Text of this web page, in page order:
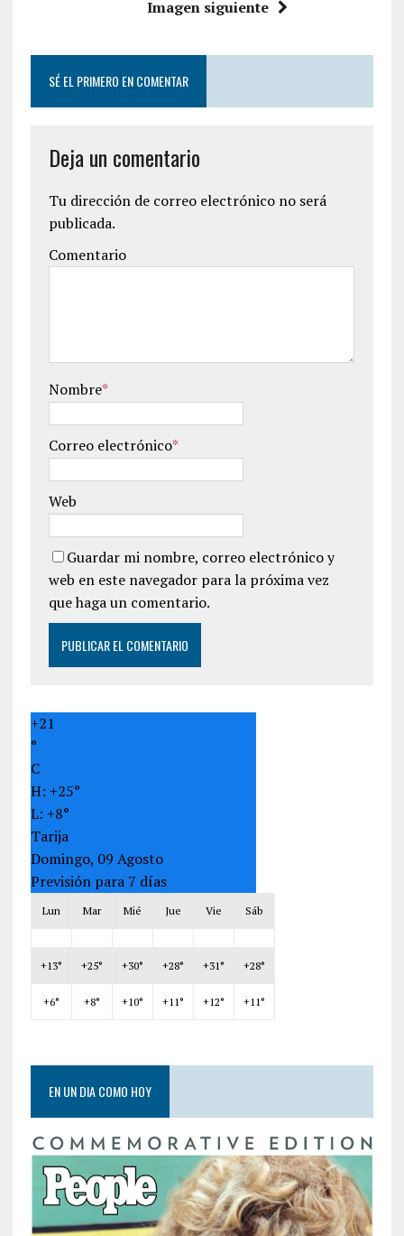
Imagen siguiente
SÉ EL PRIMERO EN COMENTAR
Deja un comentario
Tu dirección de correo electrónico no será
publicada.
Comentario
Nombre*
Correo electrónico*
Web
Guardar mi nombre, correo electrónico y
web en este navegador para la próxima vez
que haga un comentario.
+21
°
C
H: +25°
L: +8°
Tarija
Domingo, 09 Agosto
Previsión para 7 días
Lun Mar Mié Jue Vie Sáb
+13° +25° +30° +28° +31° +28°
+6° +8° +10° +11° +12° +11°
EN UN DIA COMO HOY